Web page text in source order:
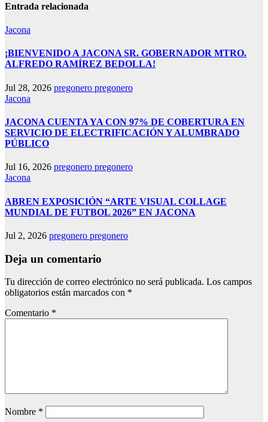
Entrada relacionada
Jacona
¡BIENVENIDO A JACONA SR. GOBERNADOR MTRO.
ALFREDO RAMÍREZ BEDOLLA!
Jul 28, 2026 pregonero pregonero
Jacona
JACONA CUENTA YA CON 97% DE COBERTURA EN
SERVICIO DE ELECTRIFICACIÓN Y ALUMBRADO
PÚBLICO
Jul 16, 2026 pregonero pregonero
Jacona
ABREN EXPOSICIÓN “ARTE VISUAL COLLAGE
MUNDIAL DE FUTBOL 2026” EN JACONA
Jul 2, 2026 pregonero pregonero
Deja un comentario
Tu dirección de correo electrónico no será publicada. Los campos
obligatorios están marcados con *
Comentario *
Nombre *